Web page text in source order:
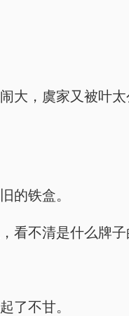
大，虞家又被叶
的铁盒。
看不清是什么牌
了不甘。